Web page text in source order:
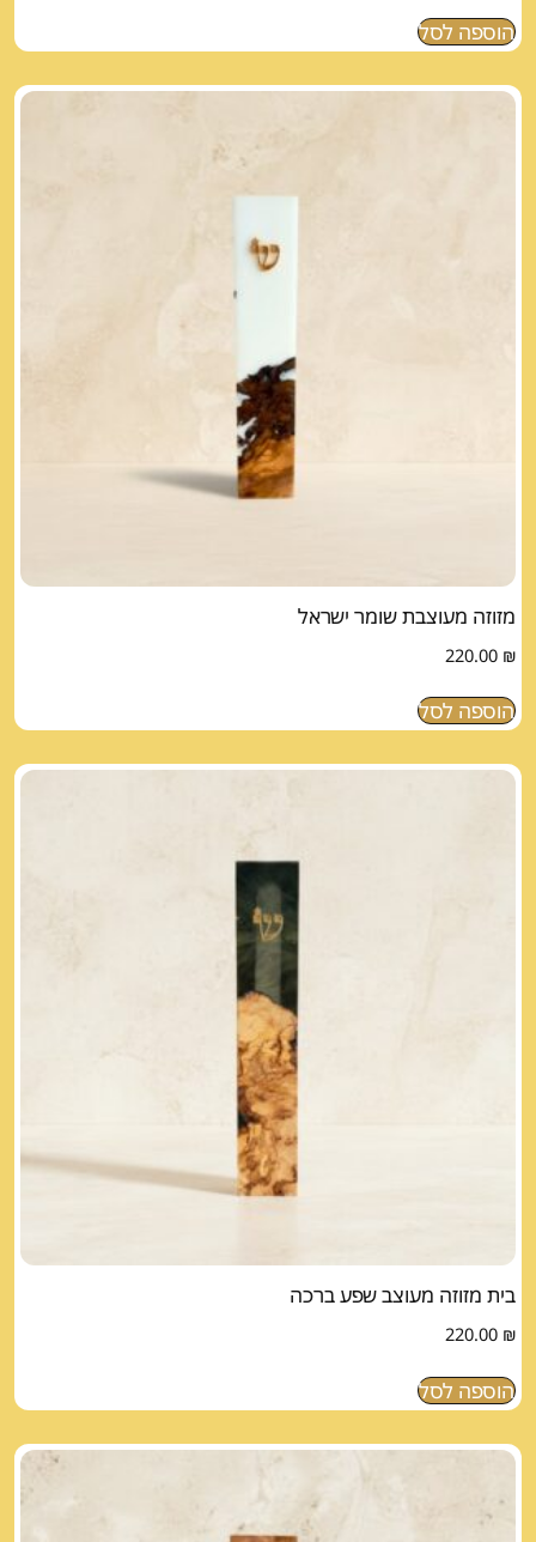
הוספה לסל
מזוזה מעוצבת שומר ישראל
220.00 ₪
הוספה לסל
בית מזוזה מעוצב שפע ברכה
220.00 ₪
הוספה לסל